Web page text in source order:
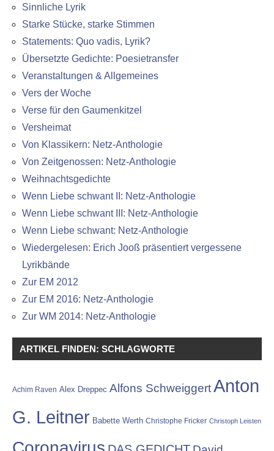
Sinnliche Lyrik
Starke Stücke, starke Stimmen
Statements: Quo vadis, Lyrik?
Übersetzte Gedichte: Poesietransfer
Veranstaltungen & Allgemeines
Vers der Woche
Verse für den Gaumenkitzel
Versheimat
Von Klassikern: Netz-Anthologie
Von Zeitgenossen: Netz-Anthologie
Weihnachtsgedichte
Wenn Liebe schwant II: Netz-Anthologie
Wenn Liebe schwant III: Netz-Anthologie
Wenn Liebe schwant: Netz-Anthologie
Wiedergelesen: Erich Jooß präsentiert vergessene
Lyrikbände
Zur EM 2012
Zur EM 2016: Netz-Anthologie
Zur WM 2014: Netz-Anthologie
ARTIKEL FINDEN: SCHLAGWORTE
Achim Raven Alex Dreppec Alfons SchweiggertAnton
G. Leitner Babette Werth Christophe Fricker Christoph Leisten